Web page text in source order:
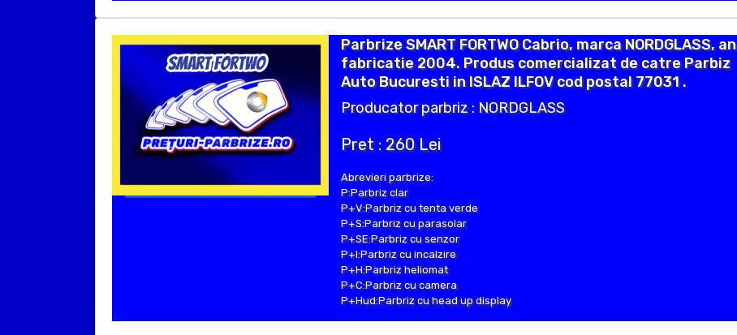
Parbrize SMART FORTWO Cabrio, marca NORDGLASS, an
fabricatie 2004. Produs comercializat de catre Parbiz
Auto Bucuresti in ISLAZ ILFOV cod postal 77031 .
Producator parbriz : NORDGLASS
Pret : 260 Lei
Abrevieri parbrize:
P:Parbriz clar
P+V:Parbriz cu tenta verde
P+S:Parbriz cu parasolar
P+SE:Parbriz cu senzor
P+I:Parbriz cu incalzire
P+H:Parbriz heliomat
P+C:Parbriz cu camera
P+Hud:Parbriz cu head up display